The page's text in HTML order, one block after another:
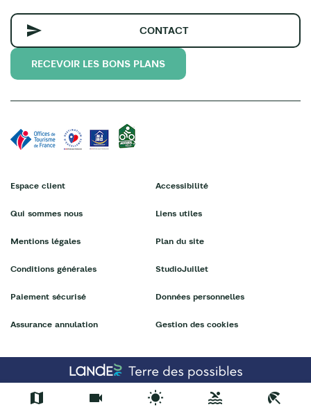
CONTACT
RECEVOIR LES BONS PLANS
Espace client
Qui sommes nous
Mentions légales
Conditions générales
Paiement sécurisé
Assurance annulation
Accessibilité
Liens utiles
Plan du site
StudioJuillet
Données personnelles
Gestion des cookies